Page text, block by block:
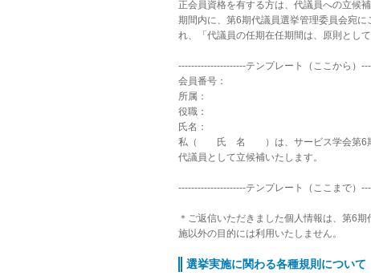
正会員資格を有する方は、代議員への立候
期間内に、第6期代議員選挙管理委員会宛
れ、「代議員の任期在任期間は、原則とし
---------------------テンプレート（ここから）
会員番号：
所属：
役職：
氏名：
私（ 氏 名 ）は、サービス学会第6期
代議員として立候補いたします。
---------------------テンプレート（ここまで）
＊ご返信いただきました個人情報は、第6
施以外の目的には利用いたしません。
選挙実施に関わる各種規則について